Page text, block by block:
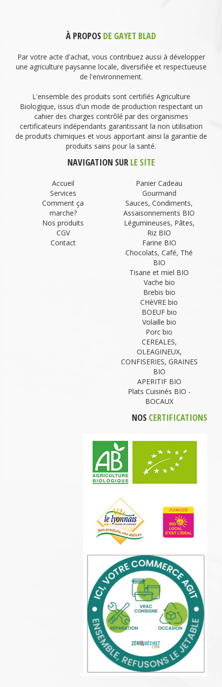
À PROPOS DE GAYET BLAD
Par votre acte d'achat, vous contribuez aussi à développer
une agriculture paysanne locale, diversifiée et respectueuse
de l'environnement.
L'ensemble des produits sont certifiés Agriculture
Biologique, issus d'un mode de production respectant un
cahier des charges contrôlé par des organismes
certificateurs indépendants garantissant la non utilisation
de produits chimiques et vous apportant ainsi la garantie de
produits sains pour la santé.
NAVIGATION SUR LE SITE
Accueil
Services
Comment ça
marche?
Nos produits
CGV
Contact
Panier Cadeau
Gourmand
Sauces, Condiments,
Assaisonnements BIO
Légumineuses, Pâtes,
Riz BIO
Farine BIO
Chocolats, Café, Thé
BIO
Tisane et miel BIO
Vache bio
Brebis bio
CHèVRE bio
BOEUF bio
Volaille bio
Porc bio
CEREALES,
OLEAGINEUX,
CONFISERIES, GRAINES
BIO
APERITIF BIO
Plats Cuisinés BIO -
BOCAUX
NOS CERTIFICATIONS